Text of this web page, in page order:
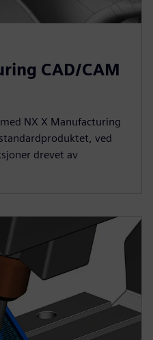
CAD/CAM
NX X Manufacturing
ved
drevet av